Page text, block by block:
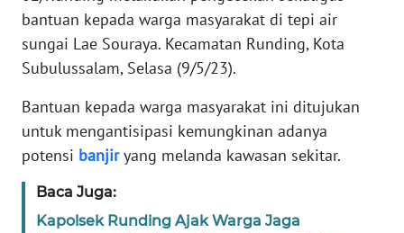
bantuan kepada warga masyarakat di tepi air
sungai Lae Souraya. Kecamatan Runding, Kota
Subulussalam, Selasa (9/5/23).
Bantuan kepada warga masyarakat ini ditujukan
untuk mengantisipasi kemungkinan adanya
potensi banjiryang melanda kawasan sekitar.
Baca Juga:
Kapolsek Runding Ajak Warga Jaga
PEDOMAN
MEDIA
SIBER
REDAKSI
KARIR